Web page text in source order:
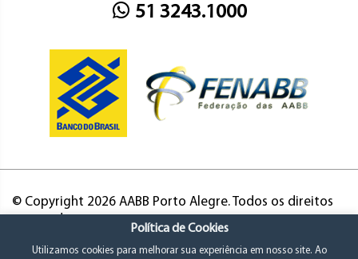
51 3243.1000
© Copyright 2026 AABB Porto Alegre. Todos os direitos
Política de Cookies
Utilizamos cookies para melhorar sua experiência em nosso site. Ao